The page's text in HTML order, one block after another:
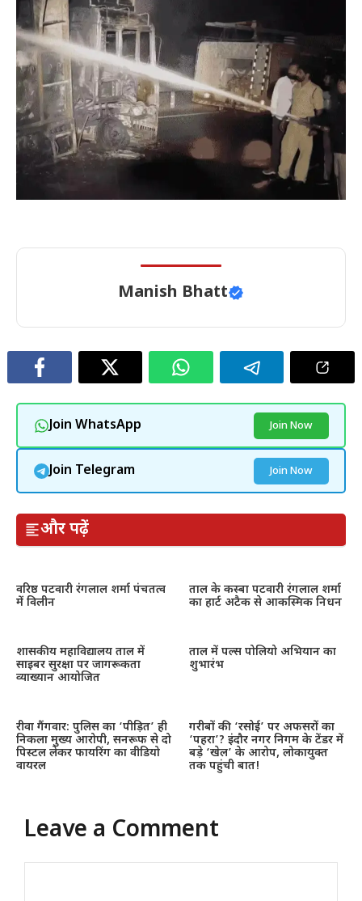
Manish Bhatt
Join WhatsApp Join Now
Join Telegram Join Now
और पढ़ें
वरिष्ठ पटवारी रंगलाल शर्मा पंचतत्व
में विलीन
ताल के कस्बा पटवारी रंगलाल शर्मा
का हार्ट अटैक से आकस्मिक निधन
शासकीय महाविद्यालय ताल में
साइबर सुरक्षा पर जागरूकता
व्याख्यान आयोजित
ताल में पल्स पोलियो अभियान का
शुभारंभ
रीवा गैंगवार: पुलिस का ‘पीड़ित’ ही
निकला मुख्य आरोपी, सनरूफ से दो
पिस्टल लेकर फायरिंग का वीडियो
वायरल
गरीबों की ‘रसोई’ पर अफसरों का
‘पहरा’? इंदौर नगर निगम के टेंडर में
बड़े ‘खेल’ के आरोप, लोकायुक्त
तक पहुंची बात!
Leave a Comment